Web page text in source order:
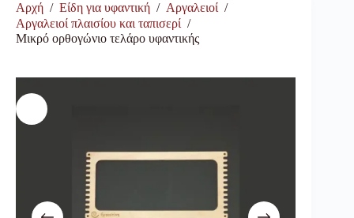
Αρχή / Είδη για υφαντική / Αργαλειοί /
Αργαλειοί πλαισίου και ταπισερί /
Μικρό ορθογώνιο τελάρο υφαντικής